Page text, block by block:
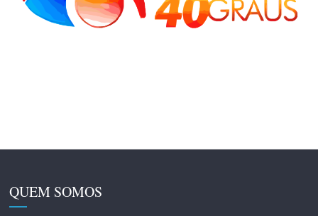
QUEM SOMOS